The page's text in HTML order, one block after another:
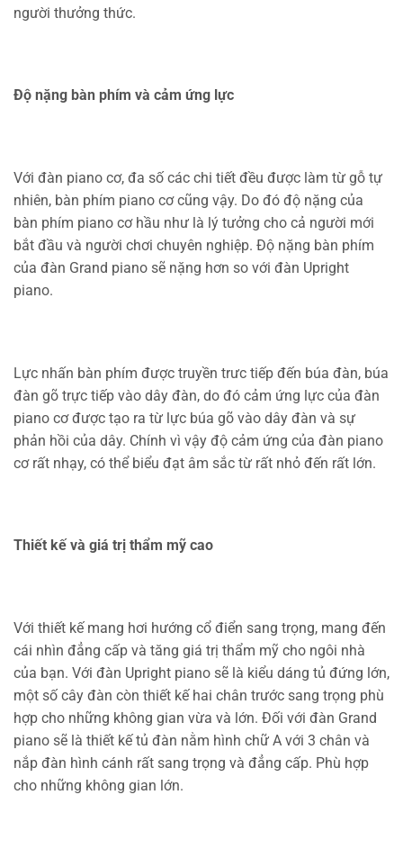
người thưởng thức.
Độ nặng bàn phím và cảm ứng lực
Với đàn piano cơ, đa số các chi tiết đều được làm từ gỗ tự
nhiên, bàn phím piano cơ cũng vậy. Do đó độ nặng của
bàn phím piano cơ hầu như là lý tưởng cho cả người mới
bắt đầu và người chơi chuyên nghiệp. Độ nặng bàn phím
của đàn Grand piano sẽ nặng hơn so với đàn Upright
piano.
Lực nhấn bàn phím được truyền trưc tiếp đến búa đàn, búa
đàn gõ trực tiếp vào dây đàn, do đó cảm ứng lực của đàn
piano cơ được tạo ra từ lực búa gõ vào dây đàn và sự
phản hồi của dây. Chính vì vậy độ cảm ứng của đàn piano
cơ rất nhạy, có thể biểu đạt âm sắc từ rất nhỏ đến rất lớn.
Thiết kế và giá trị thẩm mỹ cao
Với thiết kế mang hơi hướng cổ điển sang trọng, mang đến
cái nhìn đẳng cấp và tăng giá trị thẩm mỹ cho ngôi nhà
của bạn. Với đàn Upright piano sẽ là kiểu dáng tủ đứng lớn,
một số cây đàn còn thiết kế hai chân trước sang trọng phù
hợp cho những không gian vừa và lớn. Đối với đàn Grand
piano sẽ là thiết kế tủ đàn nằm hình chữ A với 3 chân và
nắp đàn hình cánh rất sang trọng và đẳng cấp. Phù hợp
cho những không gian lớn.